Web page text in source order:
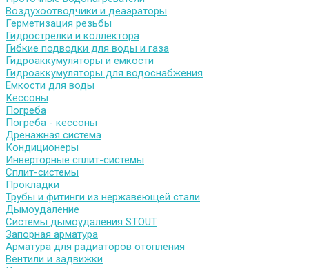
Воздухоотводчики и деаэраторы
Герметизация резьбы
Гидрострелки и коллектора
Гибкие подводки для воды и газа
Гидроаккумуляторы и емкости
Гидроаккумуляторы для водоснабжения
Емкости для воды
Кессоны
Погреба
Погреба - кессоны
Дренажная система
Кондиционеры
Инверторные сплит-системы
Сплит-системы
Прокладки
Трубы и фитинги из нержавеющей стали
Дымоудаление
Системы дымоудаления STOUT
Запорная арматура
Арматура для радиаторов отопления
Вентили и задвижки